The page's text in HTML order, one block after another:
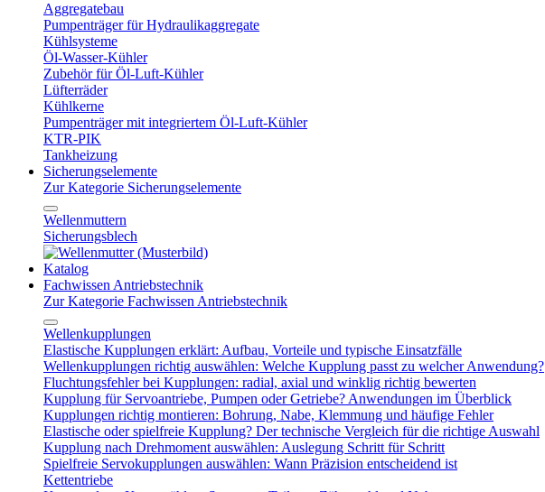
Aggregatebau
Pumpenträger für Hydraulikaggregate
Kühlsysteme
Öl-Wasser-Kühler
Zubehör für Öl-Luft-Kühler
Lüfterräder
Kühlkerne
Pumpenträger mit integriertem Öl-Luft-Kühler
KTR-PIK
Tankheizung
Sicherungselemente
Zur Kategorie Sicherungselemente
Wellenmuttern
Sicherungsblech
Katalog
Fachwissen Antriebstechnik
Zur Kategorie Fachwissen Antriebstechnik
Wellenkupplungen
Elastische Kupplungen erklärt: Aufbau, Vorteile und typische Einsatzfälle
Wellenkupplungen richtig auswählen: Welche Kupplung passt zu welcher Anwendung?
Fluchtungsfehler bei Kupplungen: radial, axial und winklig richtig bewerten
Kupplung für Servoantriebe, Pumpen oder Getriebe? Anwendungen im Überblick
Kupplungen richtig montieren: Bohrung, Nabe, Klemmung und häufige Fehler
Elastische oder spielfreie Kupplung? Der technische Vergleich für die richtige Auswahl
Kupplung nach Drehmoment auswählen: Auslegung Schritt für Schritt
Spielfreie Servokupplungen auswählen: Wann Präzision entscheidend ist
Kettentriebe